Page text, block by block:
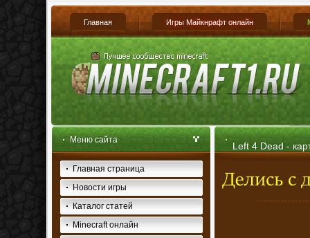
Главная Игры Майкнрафт онлайн
Меню сайта
Главная страница
Новости игры
Каталог статей
Minecraft онлайн
Left 4 Dead -